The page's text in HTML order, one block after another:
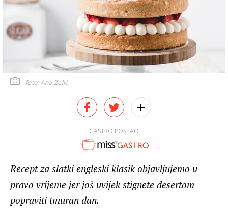
foto: Ana Zelić
GASTRO POSTAO
Recept za slatki engleski klasik objavljujemo u
pravo vrijeme jer još uvijek stignete desertom
popraviti tmuran dan.